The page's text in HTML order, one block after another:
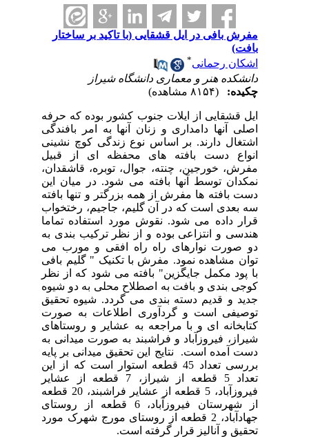
مفرش بافی در ایل قشقایی (با تاکید بر ساختار
بافت)
اشکان رحمانی
دانشکده هنر و معماری دانشگاه شیراز
چکیده:
ایل قشقایی از ایلات جنوب کشور بوده که حرفه
اصلی آنها دامداری و زنان آنها به امر بافندگی
اشتغال دارند. بر اساس نوع زندگی کوچ نشینی
انواع دست بافته های محفظه ای از قبیل
مفرش، خورجین، چنته، جوال، توبره، قاشقدان،
نمکدان توسط آنها بافته می شود. در میان این
دست بافته ها مفرش از همه بزرگتر و تنها بافته
سه بعدی است که در آن گلیم، جاجیم، رختخواب
قرار داده می شود. نقوش مورد استفاده تماما
هندسی و انتزاعی بوده و از نظر ترکیب بندی به
دو صورت نوارهای راه راه افقی و مورب می
توان مشاهده نمود. مفرش با تکنیک " گلیم بافی
با پود مکمل جایگزین" بافته می شود که از نظر
کوجی بندی و بافت به اصطلاح محلی به دو شیوه
جدید و قدیم دسته بندی می گردد. شیوه تحقیق
توصیفی است و گردآوری اطلاعات به صورت
کتابخانه ای و با مراجعه به عشایر و روستاهای
شیراز، فیروزآباد و فراشبند به صورت میدانی به
دست آمده است. نتایج این تحقیق میدانی بر پایه
بررسی تعداد 45 قطعه استوار است که از این
تعداد 5 قطعه از شیراز، 7 قطعه از عشایر
فیروزآباد، 5 قطعه از عشایر فراشبند، 20 قطعه
از شهرستان فیروزآباد، 6 قطعه از روستای
جهادآباد، 2 قطعه از روستای مورج شهرک مورد
تحقیق و آنالیز قرار گرفته است.